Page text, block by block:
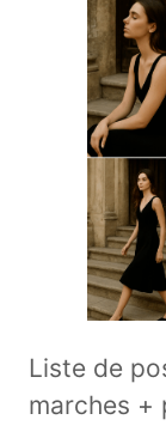
Liste de
marches +